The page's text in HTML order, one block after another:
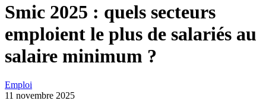
Smic 2025 : quels secteurs
emploient le plus de salariés au
salaire minimum ?
Emploi
11 novembre 2025